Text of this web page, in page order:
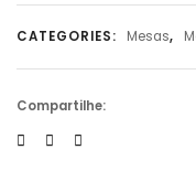
CATEGORIES: Mesas,
Compartilhe: